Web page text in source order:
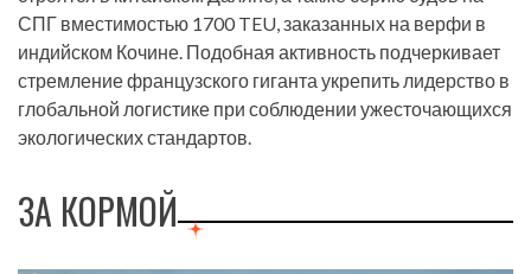
СПГ вместимостью 1700 TEU, заказанных на верфи в
индийском Кочине. Подобная активность подчеркивает
стремление французского гиганта укрепить лидерство в
глобальной логистике при соблюдении ужесточающихся
экологических стандартов.
ЗА КОРМОЙ